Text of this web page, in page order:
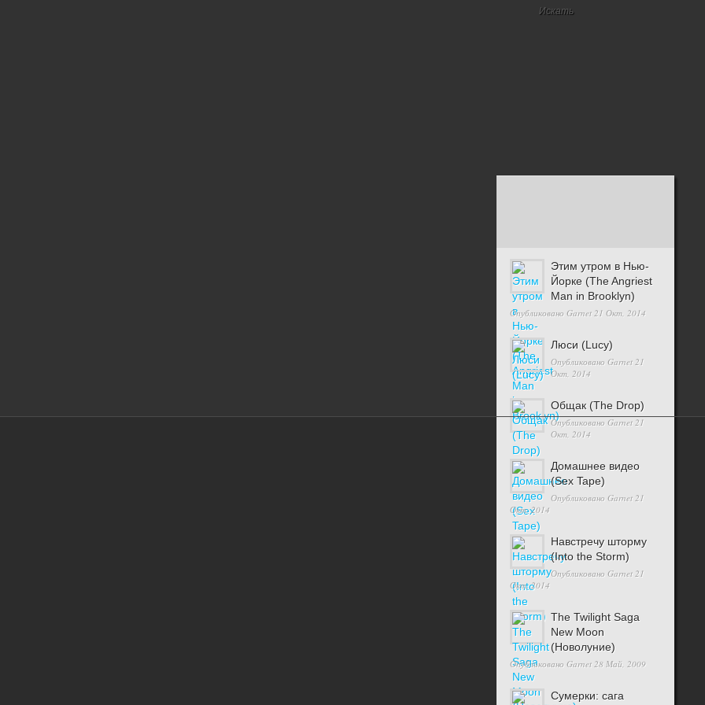
Этим утром в Нью-
Йорке (The Angriest
Man in Brooklyn)
Опубликовано Garnet21 Окт, 2014
Люси (Lucy)
Опубликовано Garnet21
Окт, 2014
Общак (The Drop)
Опубликовано Garnet21
Окт, 2014
Домашнее видео
(Sex Tape)
Опубликовано Garnet21
Окт, 2014
Навстречу шторму
(Into the Storm)
Опубликовано Garnet21
Окт, 2014
The Twilight Saga
New Moon
(Новолуние)
Опубликовано Garnet28 Май, 2009
Сумерки: cага
©2026Трейлеры к фильмам